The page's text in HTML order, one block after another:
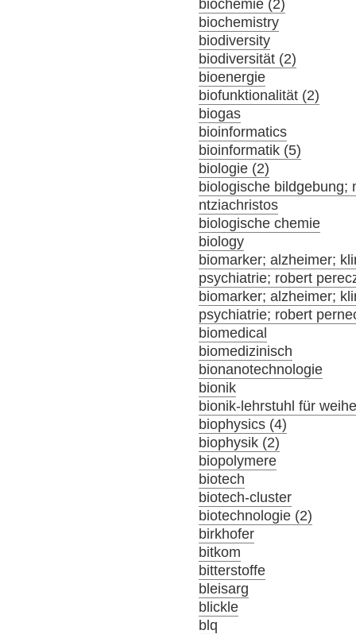
biochemie (2)
biochemistry
biodiversity
biodiversität (2)
bioenergie
biofunktionalität (2)
biogas
bioinformatics
bioinformatik (5)
biologie (2)
biologische bildgebung;
ntziachristos
biologische chemie
biology
biomarker; alzheimer;
psychiatrie; robert
biomarker; alzheimer;
psychiatrie; robert
biomedical
biomedizinisch
bionanotechnologie
bionik
bionik-lehrstuhl für
biophysics (4)
biophysik (2)
biopolymere
biotech
biotech-cluster
biotechnologie (2)
birkhofer
bitkom
bitterstoffe
bleisarg
blickle
blq